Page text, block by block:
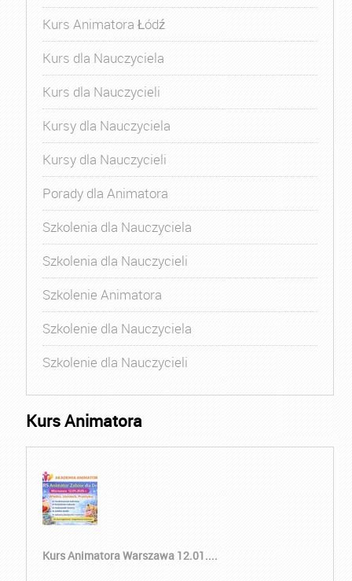
Kurs Animatora Łódź
Kurs dla Nauczyciela
Kurs dla Nauczycieli
Kursy dla Nauczyciela
Kursy dla Nauczycieli
Porady dla Animatora
Szkolenia dla Nauczyciela
Szkolenia dla Nauczycieli
Szkolenie Animatora
Szkolenie dla Nauczyciela
Szkolenie dla Nauczycieli
Kurs Animatora
Kurs Animatora Warszawa 12.01....